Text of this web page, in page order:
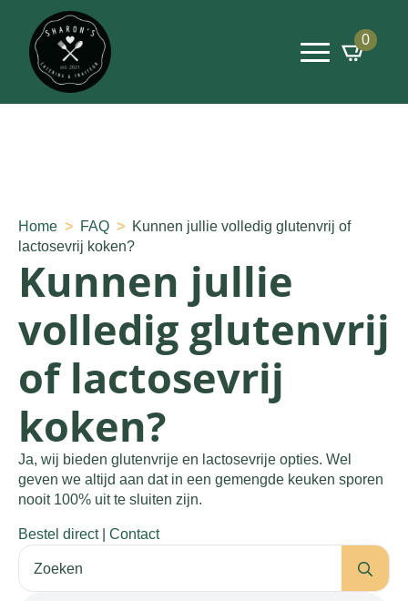
0
Home FAQ
Kunnen jullie volledig glutenvrij of
lactosevrij koken?
Kunnen jullie
volledig glutenvrij
of lactosevrij
koken?
Ja, wij bieden glutenvrije en lactosevrije opties. Wel
geven we altijd aan dat in een gemengde keuken sporen
nooit 100% uit te sluiten zijn.
Bestel direct| Contact